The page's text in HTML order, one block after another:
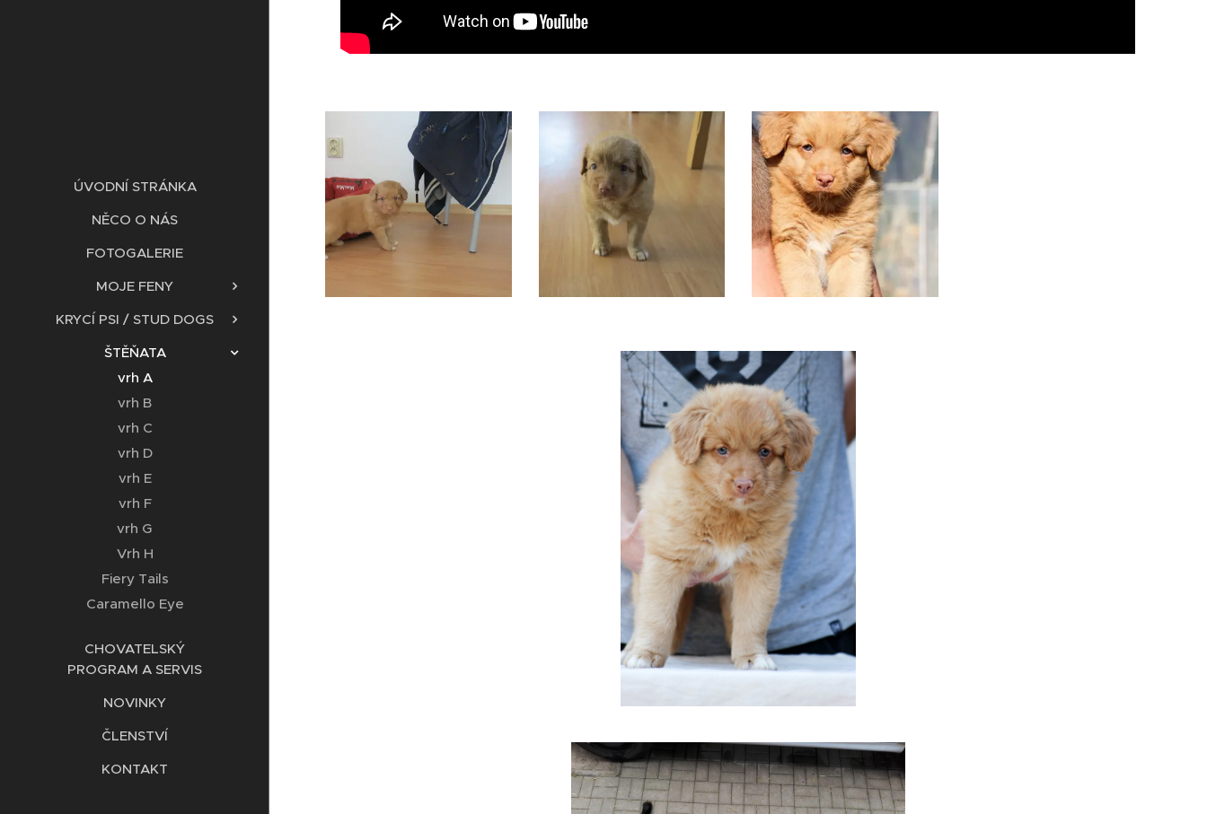
ÚVODNÍ STRÁNKA
NĚCO O NÁS
FOTOGALERIE
MOJE FENY
KRYCÍ PSI / STUD DOGS
ŠTĚŇATA
vrh A
vrh B
vrh C
vrh D
vrh E
vrh F
vrh G
Vrh H
Fiery Tails
Caramello Eye
CHOVATELSKÝ
PROGRAM A SERVIS
NOVINKY
ČLENSTVÍ
KONTAKT